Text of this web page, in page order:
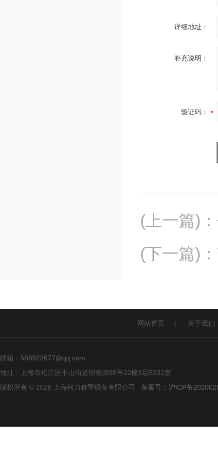
详细地址：
补充说明：
验证码：
(上一篇) ：
(下一篇) ：
网站首页 | 关于我们
邮箱： 568922677@qq.com
地址：上海市松江区中山街道明南路85号22幢5层5232室
版权所有 © 2026 上海柯力称重设备有限公司 备案号：沪ICP备